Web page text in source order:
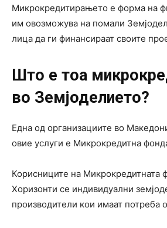
Микрокредитирањето е форма на
им овозможува на помали
лица да ги финансираат своите
Што е тоа
во Земјоделието?
Една од организациите во
овие услуги е Микрокредитна
Корисниците на Микрокредитната
Хоризонти се индивидуални
производители кои имаат потреба